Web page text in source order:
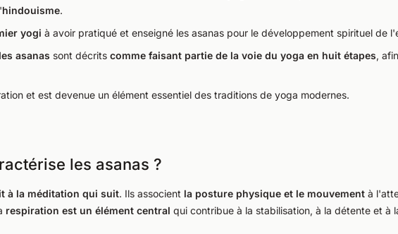
hindouisme.
yogi à avoir pratiqué et enseigné les asanas pour le développement spirituel de
les asanas sont décrits comme faisant partie de la voie du yoga en huit étapes,
et est devenue un élément essentiel des traditions de yoga modernes.
les asanas ?
à la méditation qui suit. Ils associent la posture physique et le mouvement à
respiration est un élément central qui contribue à la stabilisation, à la détente et à